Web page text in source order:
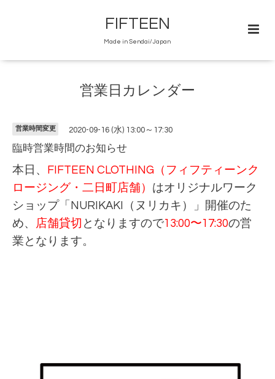
FIFTEEN
Made in Sendai/Japan
営業日カレンダー
営業時間変更 2020-09-16 (水) 13:00～17:30
臨時営業時間のお知らせ
本日、
FIFTEEN CLOTHING（フィフティーンク
ロージング・二日町店舗） はオリジナルワーク
ショップ「NURIKAKI（ヌリカキ）」開催のた
め、
店舗貸切 となりますので13:00〜17:30の営
業となります。